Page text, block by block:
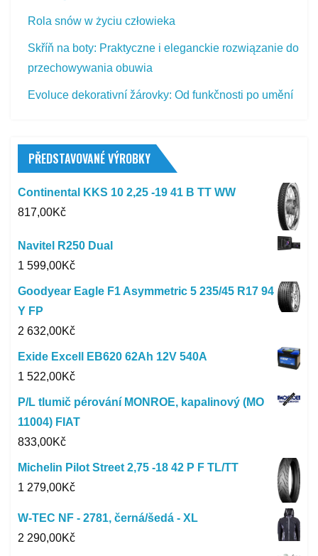
Rola snów w życiu człowieka
Skříň na boty: Praktyczne i eleganckie rozwiązanie do
przechowywania obuwia
Evoluce dekorativní žárovky: Od funkčnosti po umění
PŘEDSTAVOVANÉ VÝROBKY
Continental KKS 10 2,25 -19 41 B TT WW
817,00Kč
Navitel R250 Dual
1 599,00Kč
Goodyear Eagle F1 Asymmetric 5 235/45 R17 94
Y FP
2 632,00Kč
Exide Excell EB620 62Ah 12V 540A
1 522,00Kč
P/L tlumič pérování MONROE, kapalinový (MO
11004) FIAT
833,00Kč
Michelin Pilot Street 2,75 -18 42 P F TL/TT
1 279,00Kč
W-TEC NF - 2781, černá/šedá - XL
2 290,00Kč